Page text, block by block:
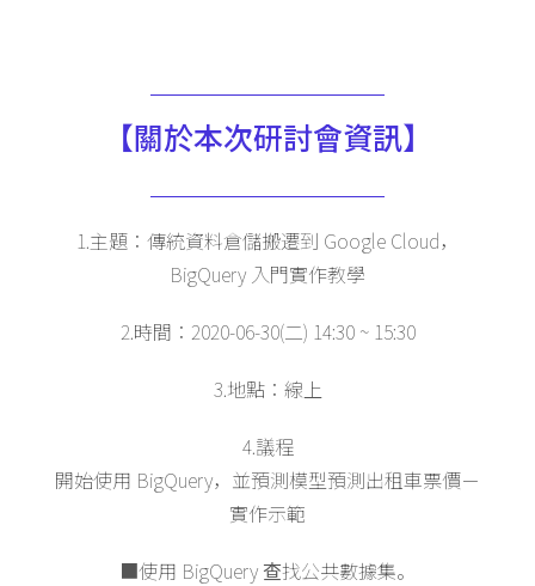
【關於本次研討會資訊】
1.主題：傳統資料倉儲搬遷到 Google Cloud，
BigQuery 入門實作教學
2.時間：2020-06-30(二) 14:30 ~ 15:30
3.地點：線上
4.議程
開始使用 BigQuery，並預測模型預測出租車票價－
實作示範
■使用 BigQuery 查找公共數據集。